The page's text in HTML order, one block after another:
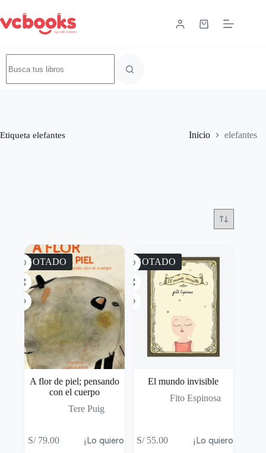
Etiqueta elefantes Inicio elefantes
AGOTADO
A flor de piel; pensando
con el cuerpo
Tere Puig
S/79.00 ¡Lo quiero!
AGOTADO
El mundo invisible
Fito Espinosa
S/55.00 ¡Lo quiero!